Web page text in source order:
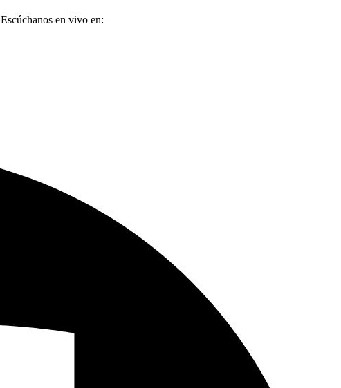
Escúchanos en vivo en: